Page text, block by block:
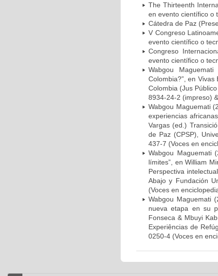
The Thirteenth
en evento científico o
Cátedra de Paz
V Congreso
evento científico o
Congreso
evento científico o
Wabgou
Colombia?”, en
Colombia (Jus
8934-24-2 (impreso)
Wabgou Maguemati
experiencias
Vargas (ed.)
de Paz (CPSP),
437-7 (Voces en
Wabgou Maguemati
límites”, en William
Perspectiva
Abajo y Fundación
(Voces en
Wabgou Maguemati
nueva etapa en su
Fonseca & Mbuyi
Experiências de
0250-4 (Voces en